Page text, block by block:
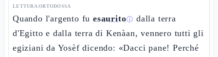
LETTURA ORTODOSSA
Quando l'argento fu esauritoⓘ dalla terra
d'Egitto e dalla terra di Kenàan, vennero tutti gli
egiziani da Yosèf dicendo: «Dacci pane! Perché